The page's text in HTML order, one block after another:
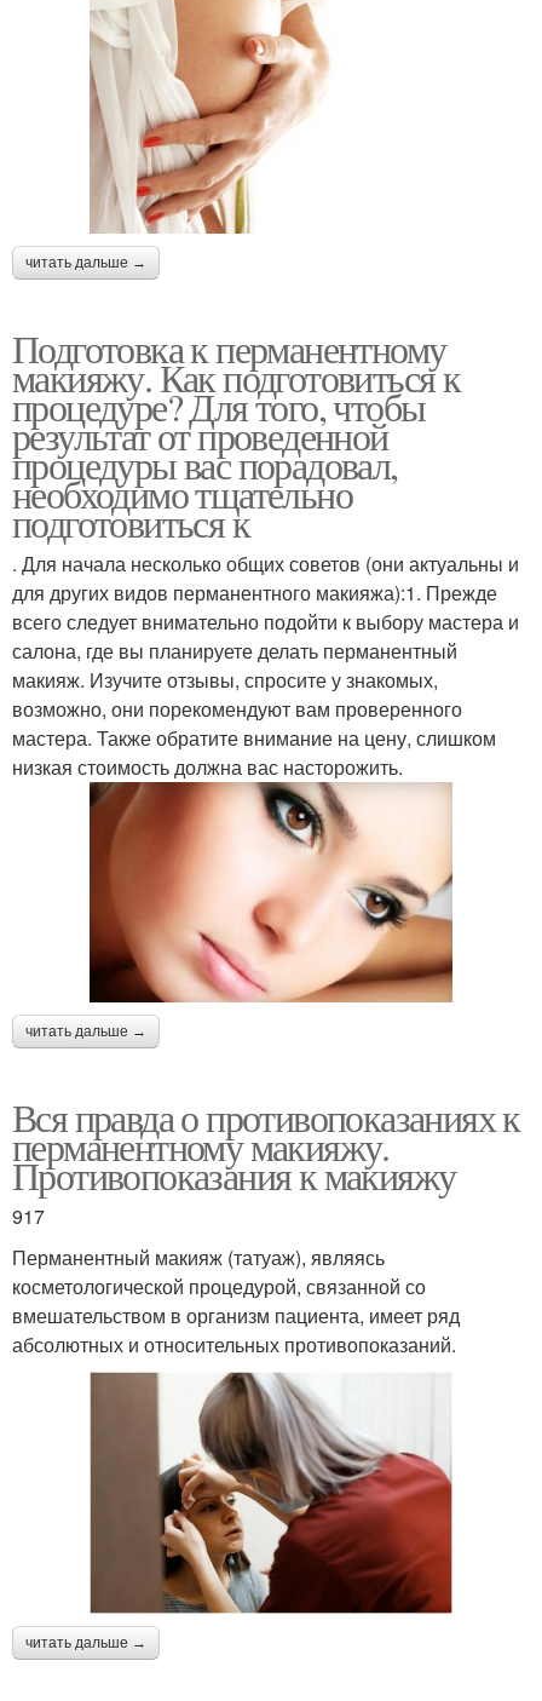
читать дальше →
Подготовка к перманентному
макияжу. Как подготовиться к
процедуре? Для того, чтобы
результат от проведенной
процедуры вас порадовал,
необходимо тщательно
подготовиться к
. Для начала несколько общих советов (они актуальны и
для других видов перманентного макияжа):1. Прежде
всего следует внимательно подойти к выбору мастера и
салона, где вы планируете делать перманентный
макияж. Изучите отзывы, спросите у знакомых,
возможно, они порекомендуют вам проверенного
мастера. Также обратите внимание на цену, слишком
низкая стоимость должна вас насторожить.
читать дальше →
Вся правда о противопоказаниях к
перманентному макияжу.
Противопоказания к макияжу
917
Перманентный макияж (татуаж), являясь
косметологической процедурой, связанной со
вмешательством в организм пациента, имеет ряд
абсолютных и относительных противопоказаний.
читать дальше →